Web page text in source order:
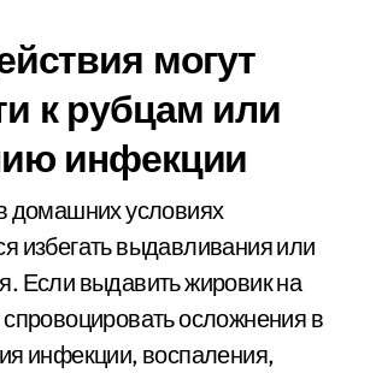
могут
к рубцам или
инфекции
домашних условиях
избегать выдавливания или
Если выдавить жировик на
осложнения в
инфекции, воспаления,